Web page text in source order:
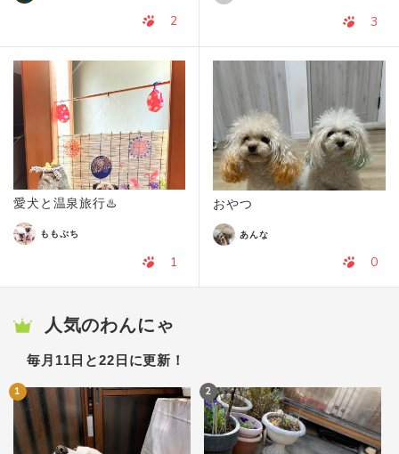
2 3
愛犬と温泉旅行♨️
ももぷち
1
おやつ
あんな
0
人気のわんにゃ
毎月11日と22日に更新！
1 2